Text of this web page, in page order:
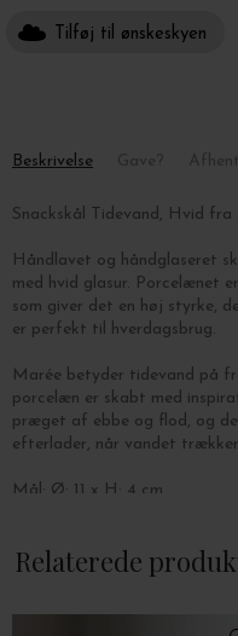
Tilføj til ønskeskyen
Beskrivelse
Snackskål Tidevand, Hvid
Håndlavet og håndglaseret
med hvid glasur. Porcelænet
som giver det en høj styrke,
er perfekt til hverdagsbrug.
Marée betyder tidevand på
porcelæn er skabt med
præget af ebbe og flod, og
efterlader, når vandet
Mål: Ø: 11 x H: 4 cm.
Relaterede